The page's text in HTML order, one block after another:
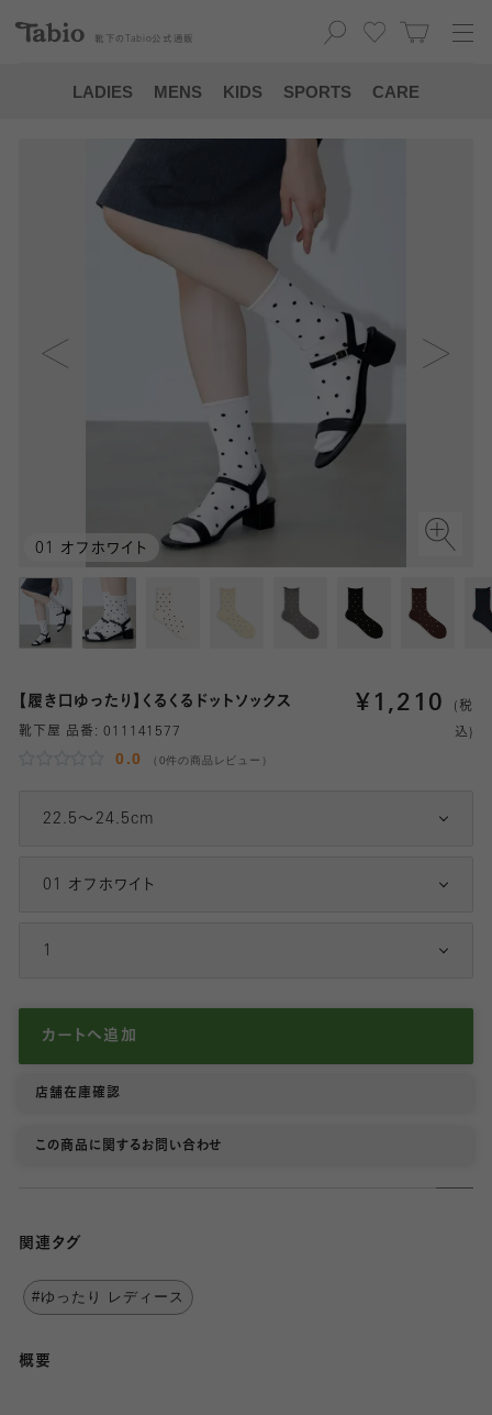
靴下の Tabio 公式通販
LADIES MENS KIDS SPORTS CARE
01 オフホワイト
【履き口ゆったり】くるくるドットソックス
靴下屋 品番: 011141577
0.0 （0件の商品レビュー）
¥ 1,210
(税
込)
22.5～24.5cm
01 オフホワイト
カートへ追加
店舗在庫確認
この商品に関するお問い合わせ
関連タグ
#ゆったり レディース
概要